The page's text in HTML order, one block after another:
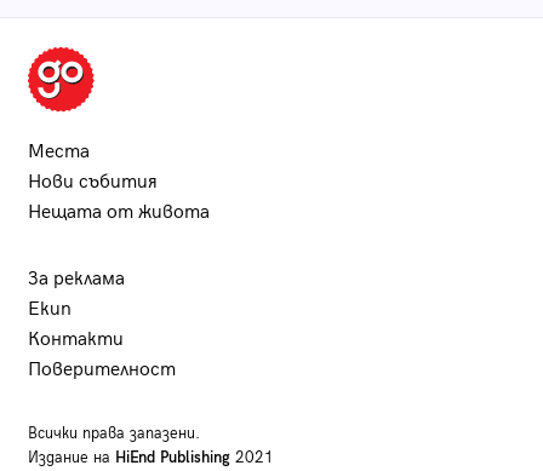
Места
Нови събития
Нещата от живота
За реклама
Екип
Контакти
Поверителност
Всички права запазени.
Издание на HiEnd Publishing2021